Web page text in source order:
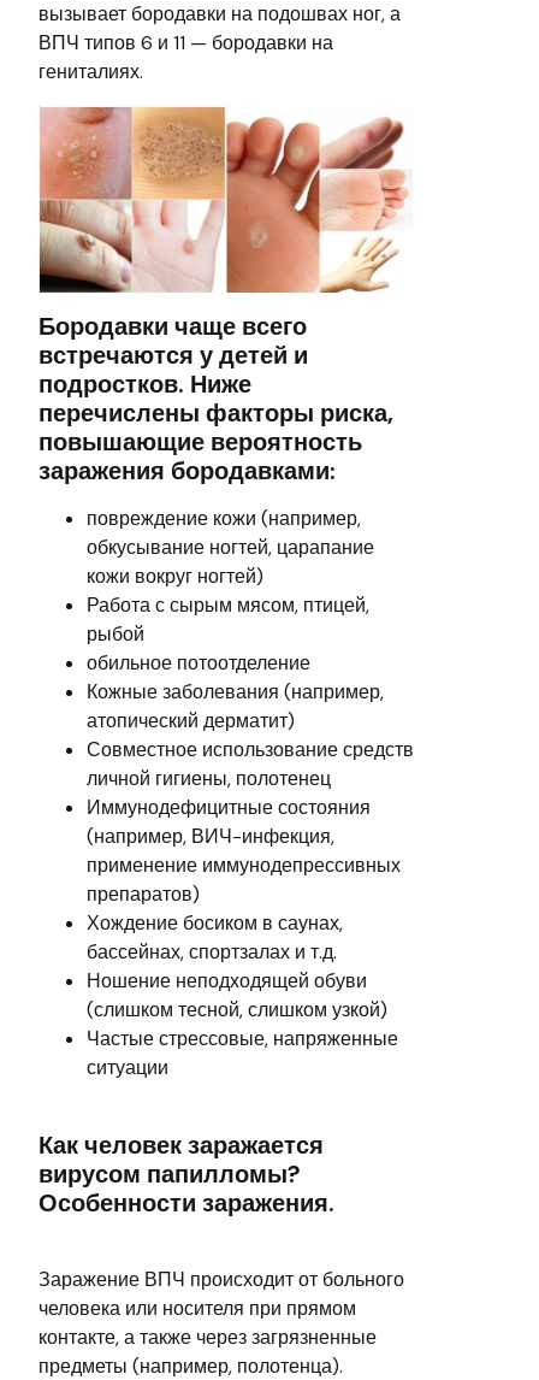
вызывает бородавки на подошвах ног, а
ВПЧ типов 6 и 11 — бородавки на
гениталиях.
Бородавки чаще всего
встречаются у детей и
подростков. Ниже
перечислены факторы риска,
повышающие вероятность
заражения бородавками:
повреждение кожи (например,
обкусывание ногтей, царапание
кожи вокруг ногтей)
Работа с сырым мясом, птицей,
рыбой
обильное потоотделение
Кожные заболевания (например,
атопический дерматит)
Совместное использование средств
личной гигиены, полотенец
Иммунодефицитные состояния
(например, ВИЧ-инфекция,
применение иммунодепрессивных
препаратов)
Хождение босиком в саунах,
бассейнах, спортзалах и т.д.
Ношение неподходящей обуви
(слишком тесной, слишком узкой)
Частые стрессовые, напряженные
ситуации
Как человек заражается
вирусом папилломы?
Особенности заражения.
Заражение ВПЧ происходит от больного
человека или носителя при прямом
контакте, а также через загрязненные
предметы (например, полотенца).